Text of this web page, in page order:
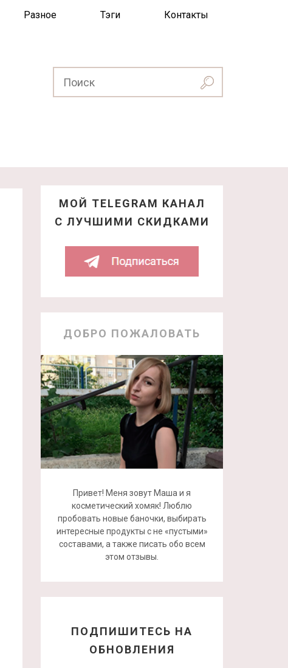
Разное Тэги Контакты
МОЙ TELEGRAM КАНАЛ
С ЛУЧШИМИ СКИДКАМИ
ДОБРО ПОЖАЛОВАТЬ
Привет! Меня зовут Маша и я
косметический хомяк! Люблю
пробовать новые баночки, выбирать
интересные продукты с не «пустыми»
составами, а также писать обо всем
этом отзывы.
ПОДПИШИТЕСЬ НА
ОБНОВЛЕНИЯ